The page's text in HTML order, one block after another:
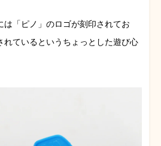
は「ピノ」のロゴが刻印されてお
れているというちょっとした遊び心